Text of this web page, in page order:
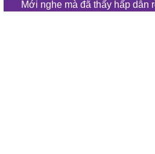
Mới nghe mà đã thấy hấp dẫn